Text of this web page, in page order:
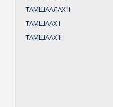
ТАМШААЛАХII
ТАМШААХI
ТАМШААХII